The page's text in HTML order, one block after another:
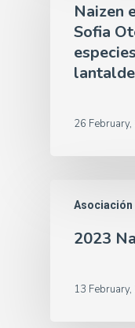
Naizen
Sofia
26
Asociación
2023
13